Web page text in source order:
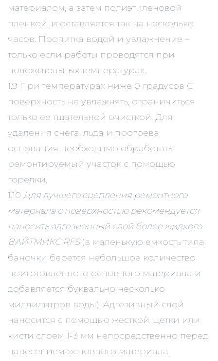
материалом, а затем полиэтиленовой
пленкой, и оставляется так на несколько
часов. Пропитка водой и увлажнение –
только если работы проводятся при
положительных температурах.
1.9 При температурах ниже 0 градусов C
поверхность не увлажнять, ограничиться
только ее тщательной очисткой. Для
удаления снега, льда и прогрева
основания необходимо обработать
ремонтируемый участок с помощью
горелки.
1.10 Для лучшего сцепления ремонтного
материала с поверхностью рекомендуется
наносить адгезионный слой более жидкого
ВАЙТМИКС RFS (в маленькую емкость типа
баночки берется небольшое количество
приготовленного основного материала и
добавляется буквально несколько
миллилитров воды), Адгезивный слой
наносится с помощью жесткой щетки или
кисти слоем 1-3 мм непосредственно перед
нанесением основного материала.